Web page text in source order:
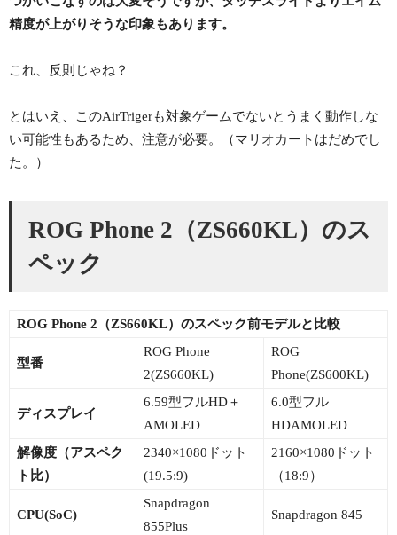
精度が上がりそうな印象もあります。
これ、反則じゃね？
とはいえ、このAirTrigerも対象ゲームでないとうまく動作しな
い可能性もあるため、注意が必要。（マリオカートはだめでし
た。）
ROG Phone 2（ZS660KL）のス
ペック
ROG Phone 2（ZS660KL）のスペック前モデルと比較
型番
ROG Phone
2(ZS660KL)
ROG
Phone(ZS600KL)
ディスプレイ
6.59型フルHD＋
AMOLED
6.0型フル
HDAMOLED
解像度（アスペク
ト比）
2340×1080ドット
(19.5:9)
2160×1080ドット
（18:9）
CPU(SoC)
Snapdragon
855Plus
Snapdragon 845